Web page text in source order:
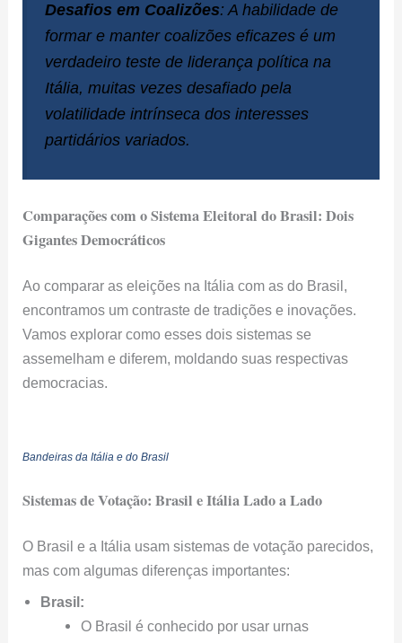
Desafios em Coalizões: A habilidade de
formar e manter coalizões eficazes é um
verdadeiro teste de liderança política na
Itália, muitas vezes desafiado pela
volatilidade intrínseca dos interesses
partidários variados.
Comparações com o Sistema Eleitoral do Brasil: Dois
Gigantes Democráticos
Ao comparar as eleições na Itália com as do Brasil,
encontramos um contraste de tradições e inovações.
Vamos explorar como esses dois sistemas se
assemelham e diferem, moldando suas respectivas
democracias.
Bandeiras da Itália e do Brasil
Sistemas de Votação: Brasil e Itália Lado a Lado
O Brasil e a Itália usam sistemas de votação parecidos,
mas com algumas diferenças importantes:
Brasil:
O Brasil é conhecido por usar urnas